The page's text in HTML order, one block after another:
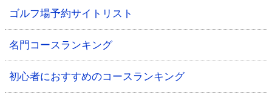
ゴルフ場予約サイトリスト
名門コースランキング
初心者におすすめのコースランキング